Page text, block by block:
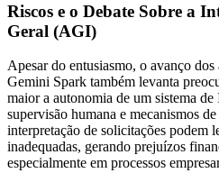
Riscos e o Debate Sobre a
Geral (AGI)
Apesar do entusiasmo, o avanço
Gemini Spark também levanta
maior a autonomia de um sistema
supervisão humana e mecanismos
interpretação de solicitações podem
inadequadas, gerando prejuízos
especialmente em processos